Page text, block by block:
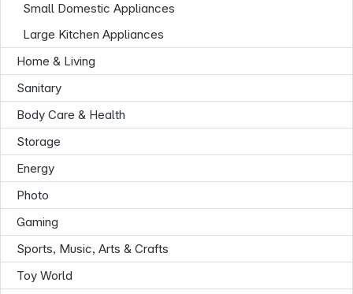
Small Domestic Appliances
Large Kitchen Appliances
Home & Living
Sanitary
Body Care & Health
Storage
Energy
Photo
Gaming
Sports, Music, Arts & Crafts
Toy World
Εταιρεία